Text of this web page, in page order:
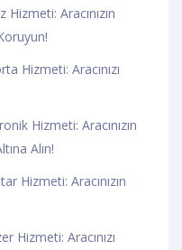
Aracınızın
Hizmeti: Aracınızı
Hizmeti: Aracınızın
Alın!
Hizmeti: Aracınızın
Hizmeti: Aracınızı